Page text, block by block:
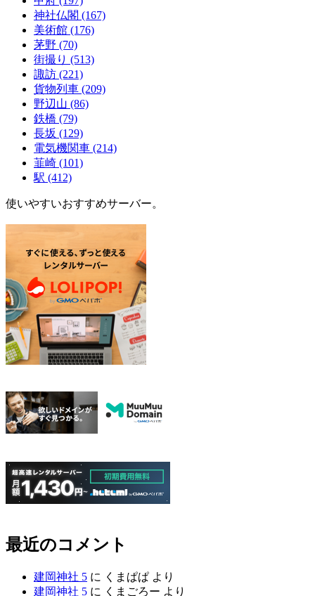
神社仏閣 (167)
美術館 (176)
茅野 (70)
街撮り (513)
諏訪 (221)
貨物列車 (209)
野辺山 (86)
鉄橋 (79)
長坂 (129)
電気機関車 (214)
韮崎 (101)
駅 (412)
使いやすいおすすめサーバー。
最近のコメント
建岡神社 5 に くまぱぱ より
建岡神社 5 に くまごろー より